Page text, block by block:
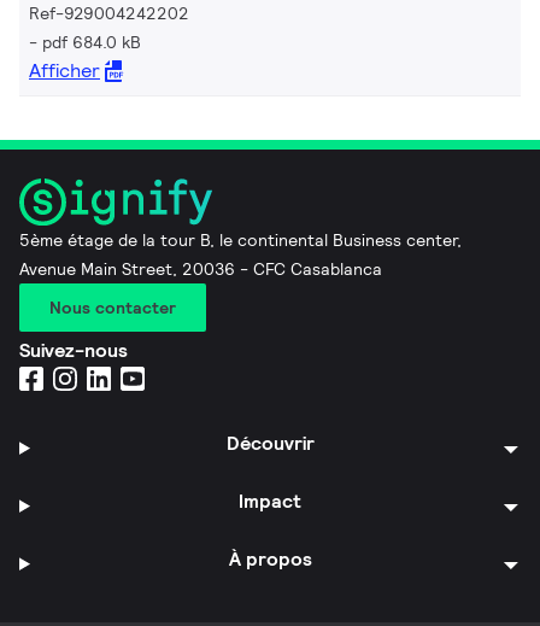
Ref-929004242202
pdf 684.0 kB
Afficher
5ème étage de la tour B, le continental Business center,
Avenue Main Street, 20036 - CFC Casablanca
Nous contacter
Suivez-nous
Découvrir
Impact
À propos